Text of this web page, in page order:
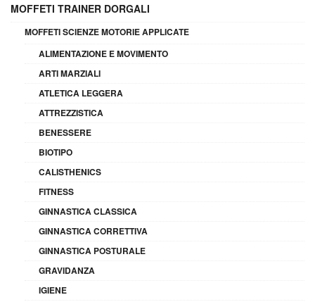
MOFFETI TRAINER DORGALI
MOFFETI SCIENZE MOTORIE APPLICATE
ALIMENTAZIONE E MOVIMENTO
ARTI MARZIALI
ATLETICA LEGGERA
ATTREZZISTICA
BENESSERE
BIOTIPO
CALISTHENICS
FITNESS
GINNASTICA CLASSICA
GINNASTICA CORRETTIVA
GINNASTICA POSTURALE
GRAVIDANZA
IGIENE